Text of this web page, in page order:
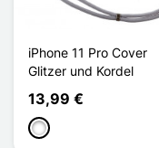
iPhone 11 Pro Cover
Glitzer und Kordel
13,99 €
Weiß